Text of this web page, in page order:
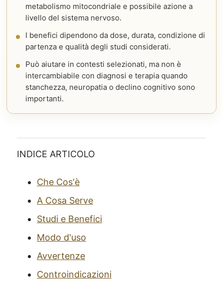
metabolismo mitocondriale e possibile azione a
livello del sistema nervoso.
I benefici dipendono da dose, durata, condizione di
partenza e qualità degli studi considerati.
Può aiutare in contesti selezionati, ma non è
intercambiabile con diagnosi e terapia quando
stanchezza, neuropatia o declino cognitivo sono
importanti.
INDICE ARTICOLO
Che Cos'è
A Cosa Serve
Studi e Benefici
Modo d'uso
Avvertenze
Controindicazioni